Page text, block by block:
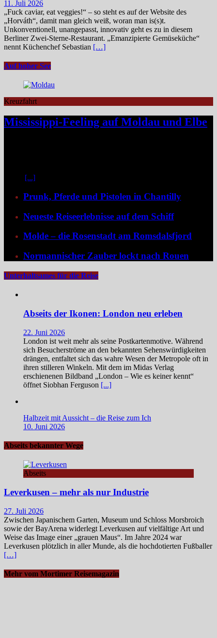
11. Juli 2026
„Fuck caviar, eat veggies!“ – so steht es auf der Website des
„Horváth“, damit man gleich weiß, woran man is(s)t.
Unkonventionell, unangepasst, innovativ geht es zu in diesem
Berliner Zwei-Sterne-Restaurant. „Emanzipierte Gemüseküche“
nennt Küchenchef Sebastian […]
Auf hoher See
Kreuzfahrt
Mississippi-Feeling auf Moldau und Elbe
[...]
Prunk, Pferde und Pistolen in Chantilly
Neueste Reiseerlebnisse auf dem Schiff
Molde – die Rosenstadt am Romsdalsfjord
Normannischer Zauber lockt nach Rouen
Unterhaltsames für die Reise
Abseits der Ikonen: London neu erleben
22. Juni 2026
London ist weit mehr als seine Postkartenmotive. Während
sich Besucherströme an den bekannten Sehenswürdigkeiten
drängen, entfaltet sich das wahre Wesen der Metropole oft in
ihren stilleren Winkeln. Mit dem im Midas Verlag
erschienenen Bildband „London – Wie es keiner kennt“
öffnet Siobhan Ferguson [...]
Halbzeit mit Aussicht – die Reise zum Ich
10. Juni 2026
Abseits bekannter Wege
Abseits
Leverkusen – mehr als nur Industrie
27. Juli 2026
Zwischen Japanischem Garten, Museum und Schloss Morsbroich
sowie der BayArena widerlegt Leverkusen auf vielfältige Art und
Weise das Image einer „grauen Maus“. Im Jahre 2024 war
Leverkusen plötzlich in aller Munde, als die hochdotierten Fußballer
[…]
Mehr vom Mortimer Reisemagazin